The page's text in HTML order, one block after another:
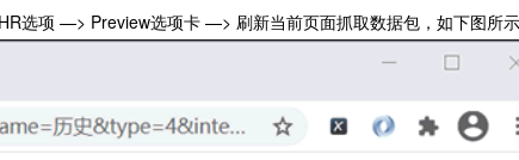
选项 —> Preview选项卡 —> 刷新当前页面抓取数据包，如下图所